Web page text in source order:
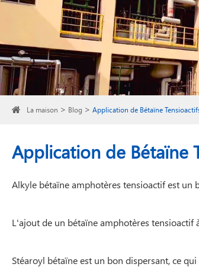
La maison Blog Application de Bétaïne
Application de Bétaïne
Alkyle bétaïne amphotères tensioactif est un
L'ajout de un bétaïne amphotères
Stéaroyl bétaïne est un bon dispersant, ce